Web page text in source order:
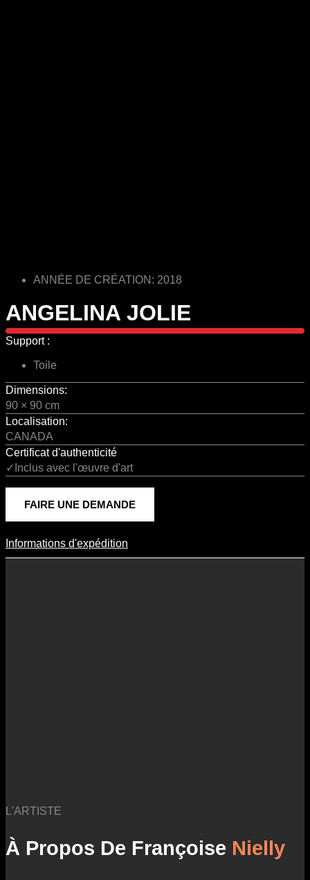
ANNÉE DE CRÉATION: 2018
ANGELINA JOLIE
Support :
Toile
Dimensions:
90 × 90 cm
Localisation:
CANADA
Certificat d'authenticité
✓Inclus avec l'œuvre d'art
FAIRE UNE DEMANDE
Informations D'expédition
Informations d'expédition
L'ARTISTE
À Propos De Françoise Nielly